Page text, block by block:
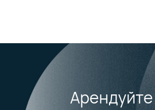
Изоляция на уровне вычислений